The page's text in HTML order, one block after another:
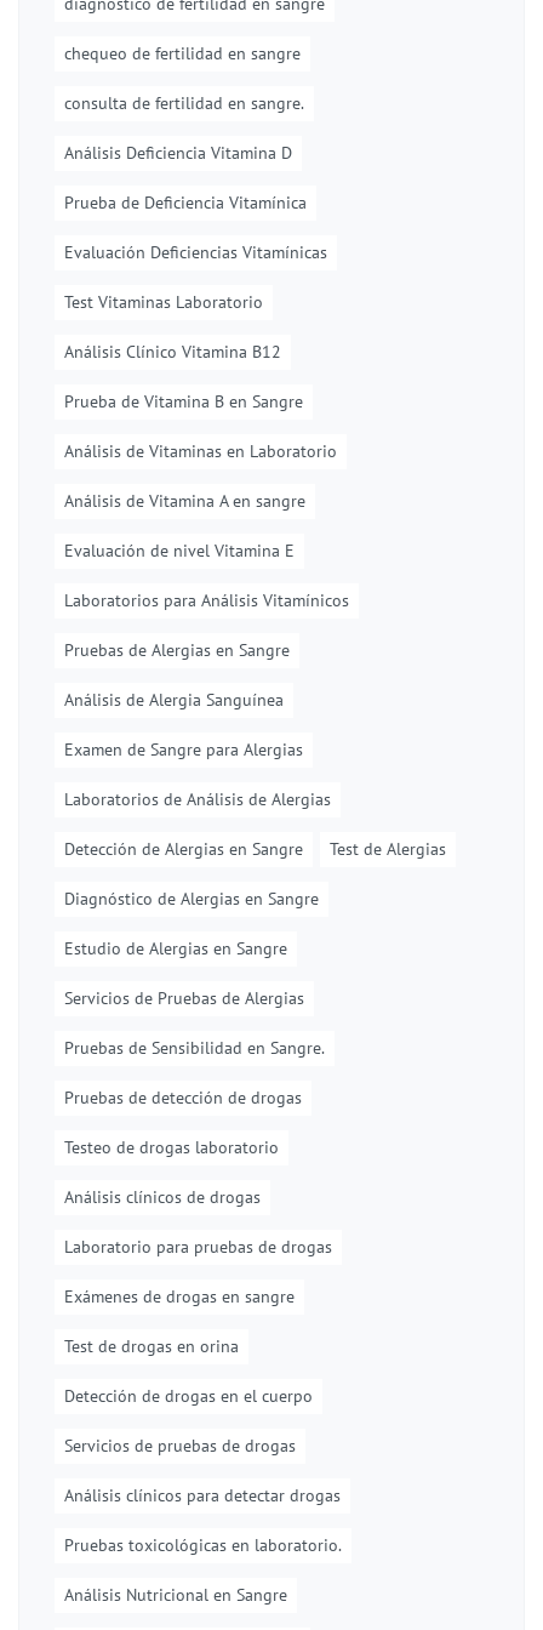
chequeo de fertilidad en sangre
consulta de fertilidad en sangre.
Análisis Deficiencia Vitamina D
Prueba de Deficiencia Vitamínica
Evaluación Deficiencias Vitamínicas
Test Vitaminas Laboratorio
Análisis Clínico Vitamina B12
Prueba de Vitamina B en Sangre
Análisis de Vitaminas en Laboratorio
Análisis de Vitamina A en sangre
Evaluación de nivel Vitamina E
Laboratorios para Análisis Vitamínicos
Pruebas de Alergias en Sangre
Análisis de Alergia Sanguínea
Examen de Sangre para Alergias
Laboratorios de Análisis de Alergias
Detección de Alergias en Sangre Test de Alergias
Diagnóstico de Alergias en Sangre
Estudio de Alergias en Sangre
Servicios de Pruebas de Alergias
Pruebas de Sensibilidad en Sangre.
Pruebas de detección de drogas
Testeo de drogas laboratorio
Análisis clínicos de drogas
Laboratorio para pruebas de drogas
Exámenes de drogas en sangre
Test de drogas en orina
Detección de drogas en el cuerpo
Servicios de pruebas de drogas
Análisis clínicos para detectar drogas
Pruebas toxicológicas en laboratorio.
Análisis Nutricional en Sangre